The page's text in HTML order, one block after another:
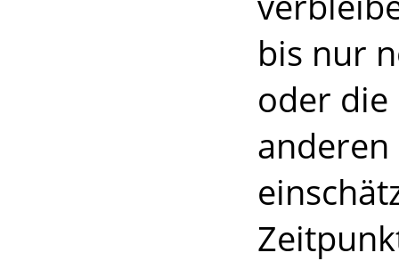
bis nur
oder die